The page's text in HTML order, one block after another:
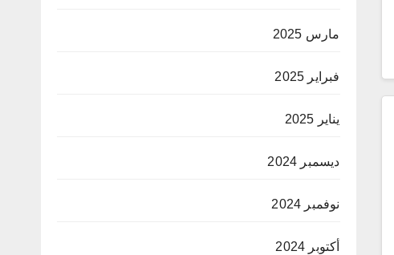
مارس 2025
فبراير 2025
يناير 2025
ديسمبر 2024
نوفمبر 2024
أكتوبر 2024